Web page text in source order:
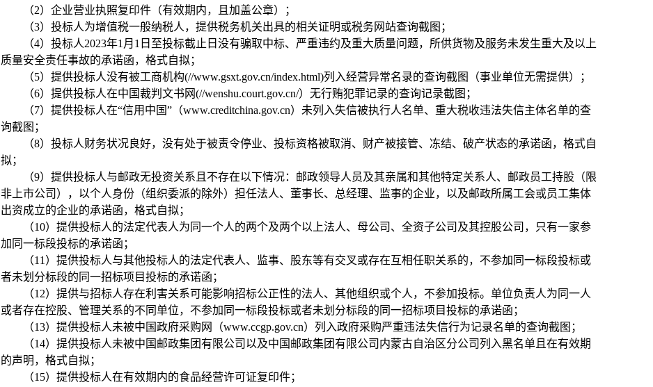
（2） 企业营业执照复印件（有效期内，且加盖公章）
；
（3）投标人为增值税一般纳税人，提供税务机关出具的相关证明或税务网站查询截图；
（4）投标人2023年1月1日至投标截止日没有骗取中标、严重违约及重大质量问题，所供货物及服务未发生重大及以上
质量安全责任事故的承诺函，格式自拟；
（5） 提供投标人没有被工商机构(//www.gsxt.gov.cn/index.html)列入经营异常名录的查询截图（事业单位无需提供）；
（6） 提供投标人在中国裁判文书网(//wenshu.court.gov.cn/）无行贿犯罪记录的查询记录截图；
（7） 提供投标人在“信用中国”（www.creditchina.gov.cn）未列入失信被执行人名单、重大税收违法失信主体名单的查
询截图；
（8）投标人财务状况良好，没有处于被责令停业、投标资格被取消、财产被接管、冻结、破产状态的承诺函，格式自
拟；
（9）提供投标人与邮政无投资关系且不存在以下情况：邮政领导人员及其亲属和其他特定关系人、邮政员工持股（限
非上市公司），以个人身份（组织委派的除外）担任法人、董事长、总经理、监事的企业，以及邮政所属工会或员工集体
出资成立的企业的承诺函，格式自拟；
（10）提供投标人的法定代表人为同一个人的两个及两个以上法人、母公司、全资子公司及其控股公司，只有一家参
加同一标段投标的承诺函；
（11）提供投标人与其他投标人的法定代表人、监事、股东等有交叉或存在互相任职关系的，不参加同一标段投标或
者未划分标段的同一招标项目投标的承诺函；
（12）提供与招标人存在利害关系可能影响招标公正性的法人、其他组织或个人，不参加投标。单位负责人为同一人
或者存在控股、管理关系的不同单位，不参加同一标段投标或者未划分标段的同一招标项目投标的承诺函；
（13）提供投标人未被中国政府采购网（www.ccgp.gov.cn）列入政府采购严重违法失信行为记录名单的查询截图；
（14）提供投标人未被中国邮政集团有限公司以及中国邮政集团有限公司内蒙古自治区分公司 列入黑名单且在有效期
的声明，格式自拟 ；
（15）提供投标人在有效期内的食品经营许可证复印件；